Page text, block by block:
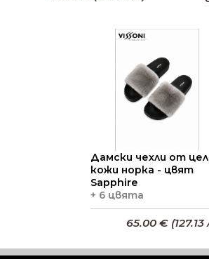
Добави в кошницата
Дамски чехли от
кожи норка - цвят
Sapphire
+ 6 цвята
65.00 € (127.13